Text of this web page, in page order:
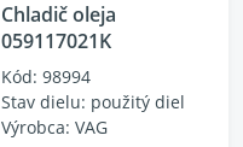
Chladič oleja
059117021K
Kód: 98994
Stav dielu: použitý diel
Výrobca: VAG